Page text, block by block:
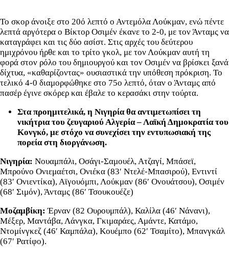
Το σκορ άνοιξε στο 20ό λεπτό ο Αντεμόλα Λούκμαν, ενώ πέντε
λεπτά αργότερα ο Βίκτορ Οσιμέν έκανε το 2-0, με τον Άνταμς να
καταγράφει και τις δύο ασίστ. Στις αρχές του δεύτερου
ημιχρόνου ήρθε και το τρίτο γκολ, με τον Λούκμαν αυτή τη
φορά στον ρόλο του δημιουργού και τον Οσιμέν να βρίσκει ξανά
δίχτυα, «καθαρίζοντας» ουσιαστικά την υπόθεση πρόκριση. Το
τελικό 4-0 διαμορφώθηκε στο 75ο λεπτό, όταν ο Άνταμς από
πασέρ έγινε σκόρερ και έβαλε το κερασάκι στην τούρτα.
Στα προημιτελικά, η Νιγηρία θα αντιμετωπίσει τη
νικήτρια του ζευγαριού Αλγερία – Λαϊκή Δημοκρατία του
Κονγκό, με στόχο να συνεχίσει την εντυπωσιακή της
πορεία στη διοργάνωση.
Νιγηρία: Νουαμπάλι, Οσάγι-Σαμουέλ, Ατζαγί, Μπάσεϊ,
Μπρούνο Ονιεμαέτσι, Ονιέκα (83′ Ντελέ-Μπασιρού), Εντιντί
(83′ Ονιεντίκα), Αϊγουόμπι, Λούκμαν (86′ Ονουάτσου), Οσιμέν
(68′ Σιμόν), Άνταμς (86′ Τσουκουέζε)
Μοζαμβίκη:Έρναν (82 Ουρουμπάλ), Καλίλα (46′ Νάνανι),
Μέξερ, Μαντάβα, Λάνγκα, Γκιμαράες, Αμάντε, Κατάμο,
Ντομίνγκεζ (46′ Καμπάλα), Κουέμπο (62′ Τσαμίτο), Μπανγκάλ
(67′ Ρατίφο).